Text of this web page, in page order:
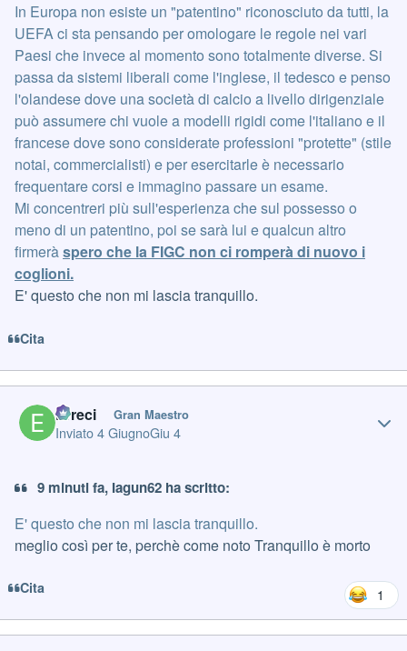
In Europa non esiste un "patentino" riconosciuto da tutti, la
UEFA ci sta pensando per omologare le regole nei vari
Paesi che invece al momento sono totalmente diverse. Si
passa da sistemi liberali come l'inglese, il tedesco e penso
l'olandese dove una società di calcio a livello dirigenziale
può assumere chi vuole a modelli rigidi come l'italiano e il
francese dove sono considerate professioni "protette" (stile
notai, commercialisti) e per esercitarle è necessario
frequentare corsi e immagino passare un esame.
Mi concentreri più sull'esperienza che sul possesso o
meno di un patentino, poi se sarà lui e qualcun altro
firmeràspero che la FIGC non ci romperà di nuovo i
coglioni.
E' questo che non mi lascia tranquillo.
Cita
Erreci Gran Maestro
Inviato4 GiugnoGiu 4
9 minuti fa, Iagun62 ha scritto:
E' questo che non mi lascia tranquillo.
meglio così per te, perchè come noto Tranquillo è morto
Cita 1